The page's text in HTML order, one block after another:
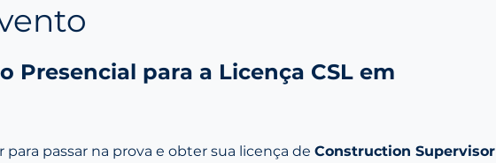
Presencial para a Licença CSL em
passar na prova e obter sua licença de Construction Supervisor